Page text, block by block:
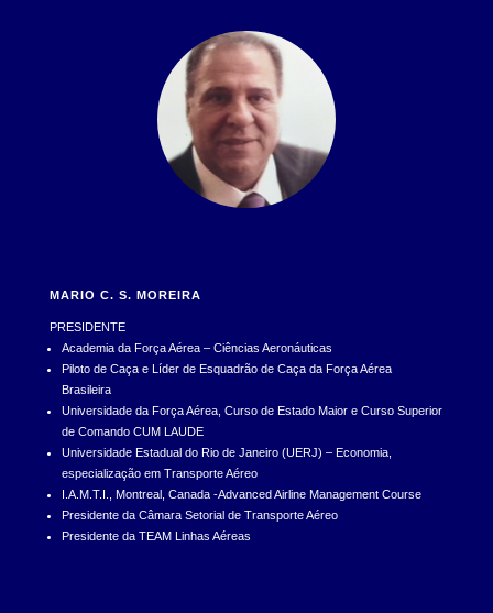
MARIO C. S. MOREIRA
PRESIDENTE
Academia da Força Aérea – Ciências Aeronáuticas
Piloto de Caça e Líder de Esquadrão de Caça da Força Aérea
Brasileira
Universidade da Força Aérea, Curso de Estado Maior e Curso Superior
de Comando CUM LAUDE
Universidade Estadual do Rio de Janeiro (UERJ) – Economia,
especialização em Transporte Aéreo
I.A.M.T.I., Montreal, Canada -Advanced Airline Management Course
Presidente da Câmara Setorial de Transporte Aéreo
Presidente da TEAM Linhas Aéreas